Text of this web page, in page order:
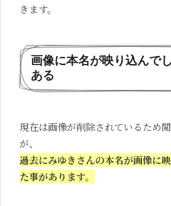
きます。
画像に本名が映り込んで
ある
現在は画像が削除されているため
が、
過去にみゆきさんの本名が画像に
た事があります。